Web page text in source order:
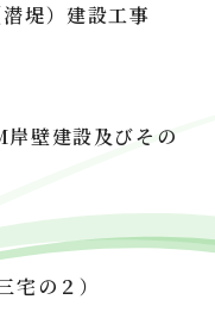
堤）建設工事
壁建設及びその
の２）